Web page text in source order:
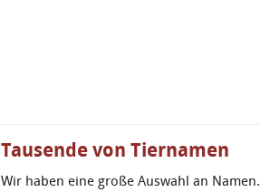
Tausende von Tiernamen
Wir haben eine große Auswahl an Namen.